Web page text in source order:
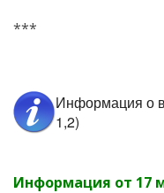
***
Информация о
1,2)
Информация от 17